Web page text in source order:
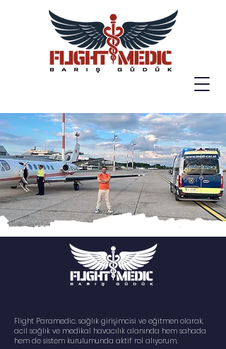
Flight Paramedic, sağlık girişimcisi ve eğitmen olarak,
acil sağlık ve medikal havacılık alanında hem sahada
hem de sistem kurulumunda aktif rol alıyorum.